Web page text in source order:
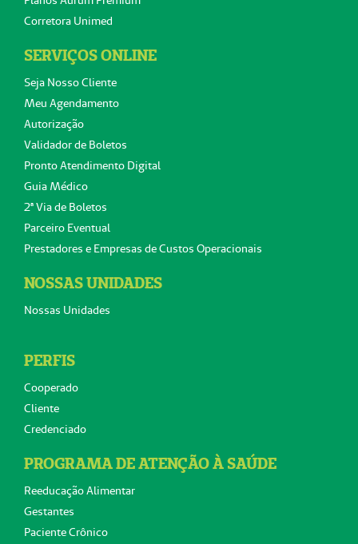
Corretora Unimed
SERVIÇOS ONLINE
Seja Nosso Cliente
Meu Agendamento
Autorização
Validador de Boletos
Pronto Atendimento Digital
Guia Médico
2ª Via de Boletos
Parceiro Eventual
Prestadores e Empresas de Custos Operacionais
NOSSAS UNIDADES
Nossas Unidades
PERFIS
Cooperado
Cliente
Credenciado
PROGRAMA DE ATENÇÃO À SAÚDE
Reeducação Alimentar
Gestantes
Paciente Crônico